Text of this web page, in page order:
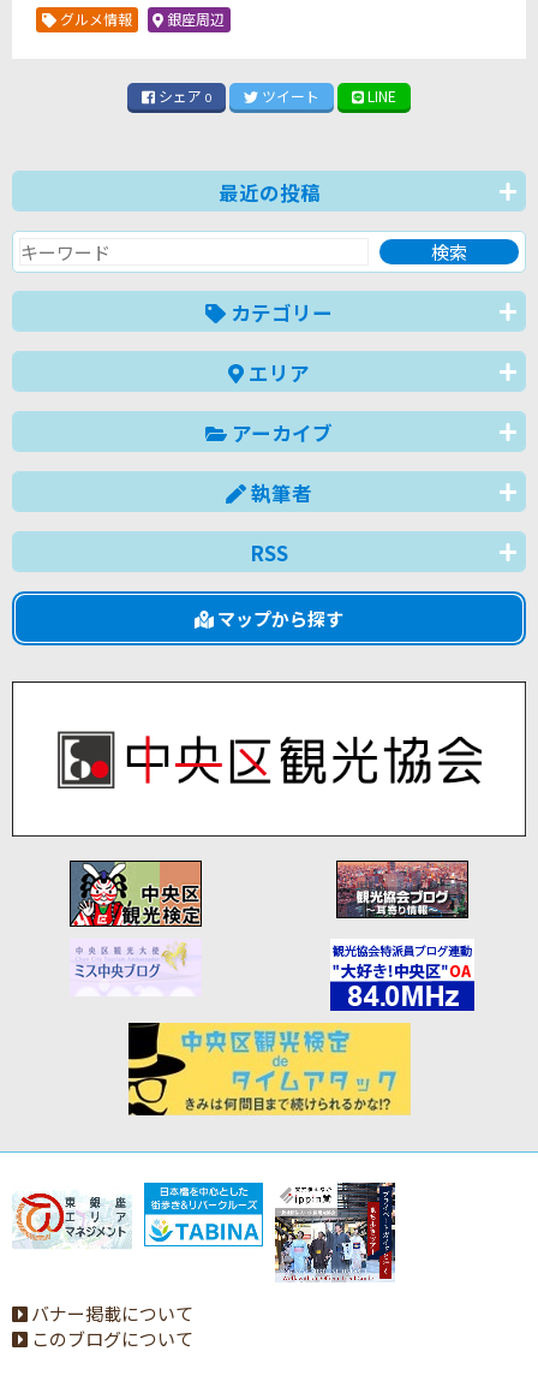
グルメ情報 銀座周辺
シェア 0 ツイート LINE
最近の投稿
カテゴリー
エリア
アーカイブ
執筆者
RSS
マップから探す
バナー掲載について
このブログについて